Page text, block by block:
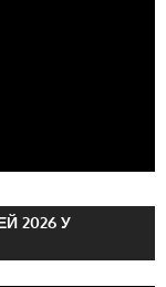
2026 У